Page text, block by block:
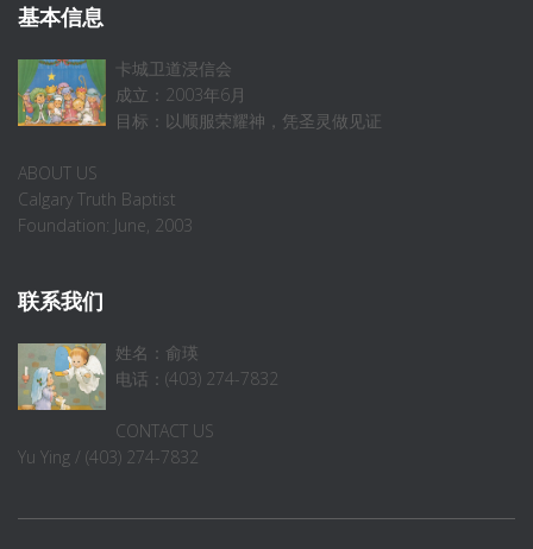
基本信息
卡城卫道浸信会
成立：2003年6月
目标：以顺服荣耀神，凭圣灵做见证
ABOUT US
Calgary Truth Baptist
Foundation: June, 2003
联系我们
姓名：俞瑛
电话：(403) 274-7832
CONTACT US
Yu Ying / (403) 274-7832